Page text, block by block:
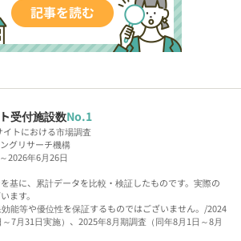
受付施設数No.1
トにおける市場調査
グリサーチ機構
2026年6月26日
基に、累計データを比較・検証したものです。実際の
ます。
能等や優位性を保証するものではございません。/2024
7月31日実施）、2025年8月期調査（同年8月1日～8月